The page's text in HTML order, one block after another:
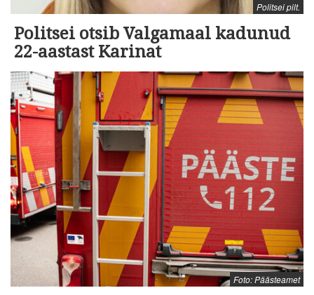
Politsei pilt.
Politsei otsib Valgamaal kadunud
22-aastast Karinat
Foto: Päästeamet